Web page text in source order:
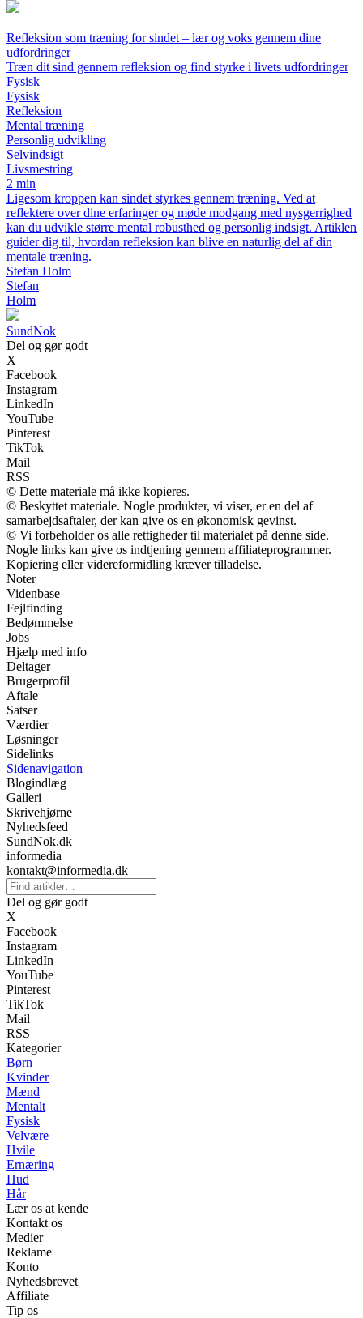
Refleksion som træning for sindet – lær og voks gennem dine
udfordringer
Træn dit sind gennem refleksion og find styrke i livets udfordringer
Fysisk
Fysisk
Refleksion
Mental træning
Personlig udvikling
Selvindsigt
Livsmestring
2 min
Ligesom kroppen kan sindet styrkes gennem træning. Ved at
reflektere over dine erfaringer og møde modgang med nysgerrighed
kan du udvikle større mental robusthed og personlig indsigt. Artiklen
guider dig til, hvordan refleksion kan blive en naturlig del af din
mentale træning.
Stefan Holm
Stefan
Holm
SundNok
Del og gør godt
X
Facebook
Instagram
LinkedIn
YouTube
Pinterest
TikTok
Mail
RSS
© Dette materiale må ikke kopieres.
© Beskyttet materiale. Nogle produkter, vi viser, er en del af
samarbejdsaftaler, der kan give os en økonomisk gevinst.
© Vi forbeholder os alle rettigheder til materialet på denne side.
Nogle links kan give os indtjening gennem affiliateprogrammer.
Kopiering eller videreformidling kræver tilladelse.
Noter
Videnbase
Fejlfinding
Bedømmelse
Jobs
Hjælp med info
Deltager
Brugerprofil
Aftale
Satser
Værdier
Løsninger
Sidelinks
Sidenavigation
Blogindlæg
Galleri
Skrivehjørne
Nyhedsfeed
SundNok.dk
informedia
kontakt@informedia.dk
Del og gør godt
X
Facebook
Instagram
LinkedIn
YouTube
Pinterest
TikTok
Mail
RSS
Kategorier
Børn
Kvinder
Mænd
Mentalt
Fysisk
Velvære
Hvile
Ernæring
Hud
Hår
Lær os at kende
Kontakt os
Medier
Reklame
Konto
Nyhedsbrevet
Affiliate
Tip os